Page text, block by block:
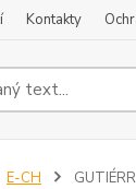
Kontakty
E-CH